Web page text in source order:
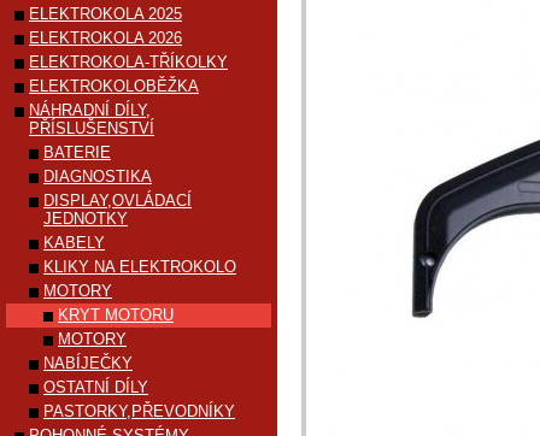
ELEKTROKOLA 2025
ELEKTROKOLA 2026
ELEKTROKOLA-TŘÍKOLKY
ELEKTROKOLOBĚŽKA
NÁHRADNÍ DÍLY,
PŘÍSLUŠENSTVÍ
BATERIE
DIAGNOSTIKA
DISPLAY,OVLÁDACÍ
JEDNOTKY
KABELY
KLIKY NA ELEKTROKOLO
MOTORY
KRYT MOTORU
MOTORY
NABÍJEČKY
OSTATNÍ DÍLY
PASTORKY,PŘEVODNÍKY